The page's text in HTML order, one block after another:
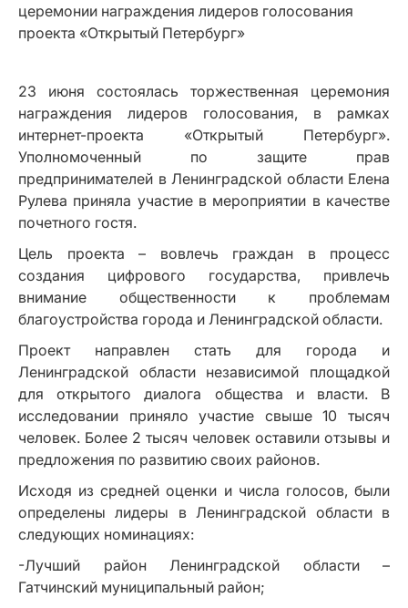
23 июня состоялась торжественная церемония
награждения лидеров голосования, в рамках
интернет-проекта «Открытый Петербург».
Уполномоченный по защите прав
предпринимателей в Ленинградской области Елена
Рулева приняла участие в мероприятии в качестве
почетного гостя.
Цель проекта – вовлечь граждан в процесс
создания цифрового государства, привлечь
внимание общественности к проблемам
благоустройства города и Ленинградской области.
Проект направлен стать для города и
Ленинградской области независимой площадкой
для открытого диалога общества и власти. В
исследовании приняло участие свыше 10 тысяч
человек. Более 2 тысяч человек оставили отзывы и
предложения по развитию своих районов.
Исходя из средней оценки и числа голосов, были
определены лидеры в Ленинградской области в
следующих номинациях:
-Лучший район Ленинградской области –
Гатчинский муниципальный район;